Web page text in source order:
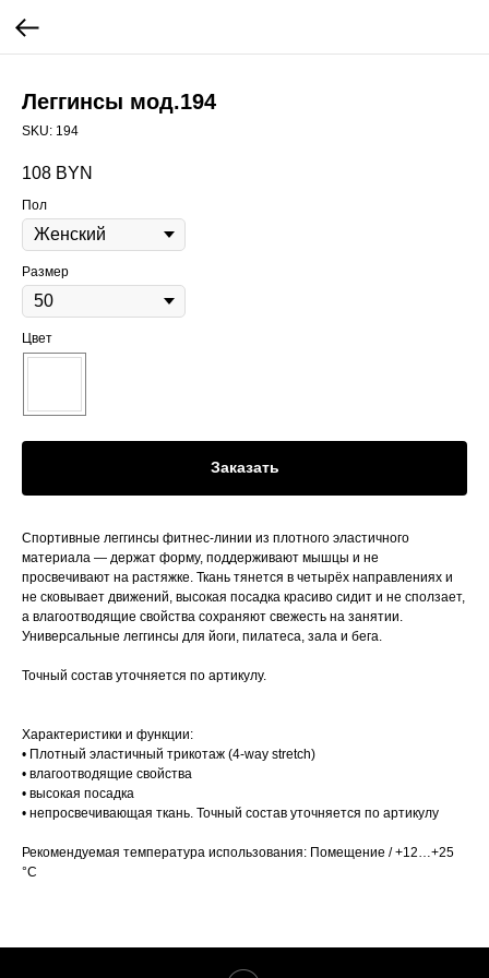
Леггинсы мод.194
SKU: 194
108 BYN
Пол
Размер
Цвет
Заказать
Спортивные леггинсы фитнес-линии из плотного эластичного
материала — держат форму, поддерживают мышцы и не
просвечивают на растяжке. Ткань тянется в четырёх направлениях и
не сковывает движений, высокая посадка красиво сидит и не сползает,
а влагоотводящие свойства сохраняют свежесть на занятии.
Универсальные леггинсы для йоги, пилатеса, зала и бега.
Точный состав уточняется по артикулу.
Характеристики и функции:
• Плотный эластичный трикотаж (4-way stretch)
• влагоотводящие свойства
• высокая посадка
• непросвечивающая ткань. Точный состав уточняется по артикулу
Рекомендуемая температура использования: Помещение / +12…+25
°C